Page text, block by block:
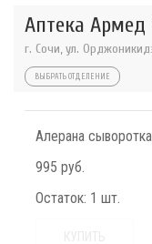
Аптека
г. Сочи, ул.
ВЫБРАТЬ ОТДЕЛЕНИЕ
Алерана
995 руб.
Остаток: 1 шт.